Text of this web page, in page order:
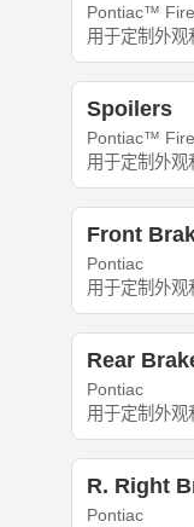
Pontiac™
用于定制外观
Spoilers
Pontiac™
用于定制外观
Front
Pontiac
用于定制外观
Rear
Pontiac
用于定制外观
R. Right
Pontiac